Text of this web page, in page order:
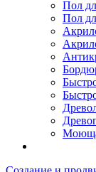
Пол
Пол